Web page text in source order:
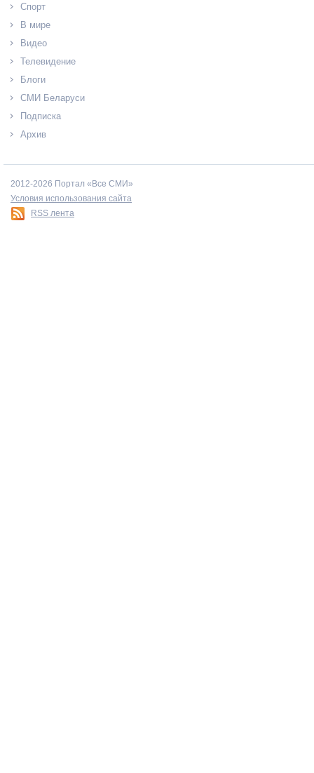
Спорт
В мире
Видео
Телевидение
Блоги
СМИ Беларуси
Подписка
Архив
2012-2026 Портал «Все СМИ»
Условия использования сайта
RSS лента